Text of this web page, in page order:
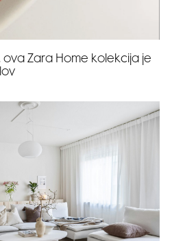
ova Zara Home kolekcija je